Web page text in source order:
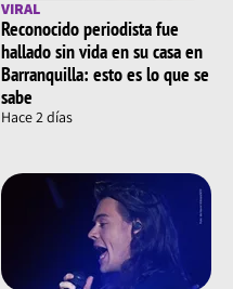
VIRAL
Reconocido periodista fue
hallado sin vida en su casa en
Barranquilla: esto es lo que se
sabe
Hace 2 días